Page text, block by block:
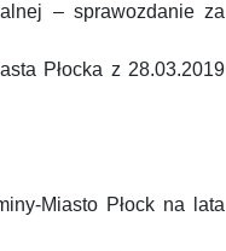
– sprawozdanie za
Płocka z 28.03.2019
Miasto Płock na lata